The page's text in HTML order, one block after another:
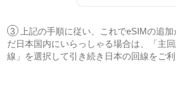
3
上記の手順に従い、これでeSIMの追
だ日本国内にいらっしゃる場合は、「主
線」を選択して引き続き日本の回線をご利